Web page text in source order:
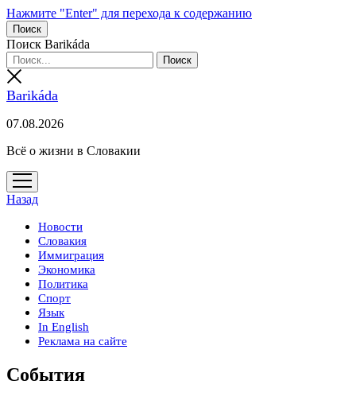
Нажмите "Enter" для перехода к содержанию
Поиск
Поиск Barikáda
Barikáda
07.08.2026
Всё о жизни в Словакии
открыть
меню
Назад
Новости
Словакия
Иммиграция
Экономика
Политика
Спорт
Язык
In English
Реклама на сайте
События